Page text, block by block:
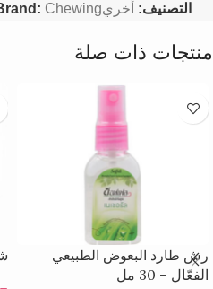
التصنيف: أخريChewing
منتجات ذات صلة
رش طارد البعوض الطبيعي
الفعّال – 30 مل